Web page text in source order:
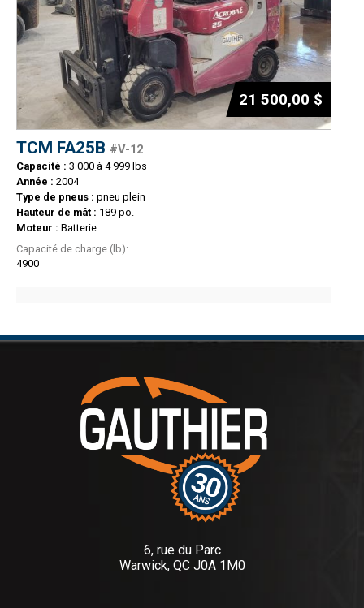
21 500,00 $
TCM FA25B #V-12
Capacité : 3 000 à 4 999 lbs
Année : 2004
Type de pneus : pneu plein
Hauteur de mât : 189 po.
Moteur : Batterie
Capacité de charge (lb):
4900
6, rue du Parc
Warwick, QC J0A 1M0